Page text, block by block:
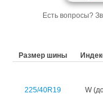
Есть вопросы?
Размер шины
225/40R19 W